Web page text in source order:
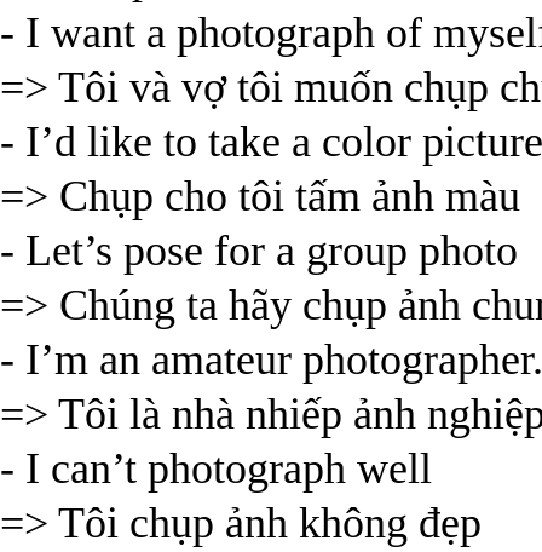
- I want a photograph of
=> Tôi và vợ tôi muốn chụp
- I’d like to take a color picture
=> Chụp cho tôi tấm ảnh màu
- Let’s pose for a group photo
=> Chúng ta hãy chụp ảnh
- I’m an amateur photographer.
=> Tôi là nhà nhiếp ảnh
- I can’t photograph well
=> Tôi chụp ảnh không đẹp